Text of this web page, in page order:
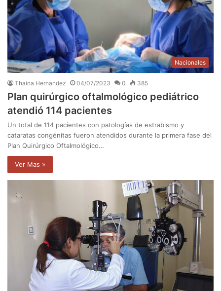
Nacionales
Thaina Hernandez 04/07/2023 0 385
Plan quirúrgico oftalmológico pediátrico
atendió 114 pacientes
Un total de 114 pacientes con patologías de estrabismo y
cataratas congénitas fueron atendidos durante la primera fase del
Plan Quirúrgico Oftalmológico…
Ver Mas »